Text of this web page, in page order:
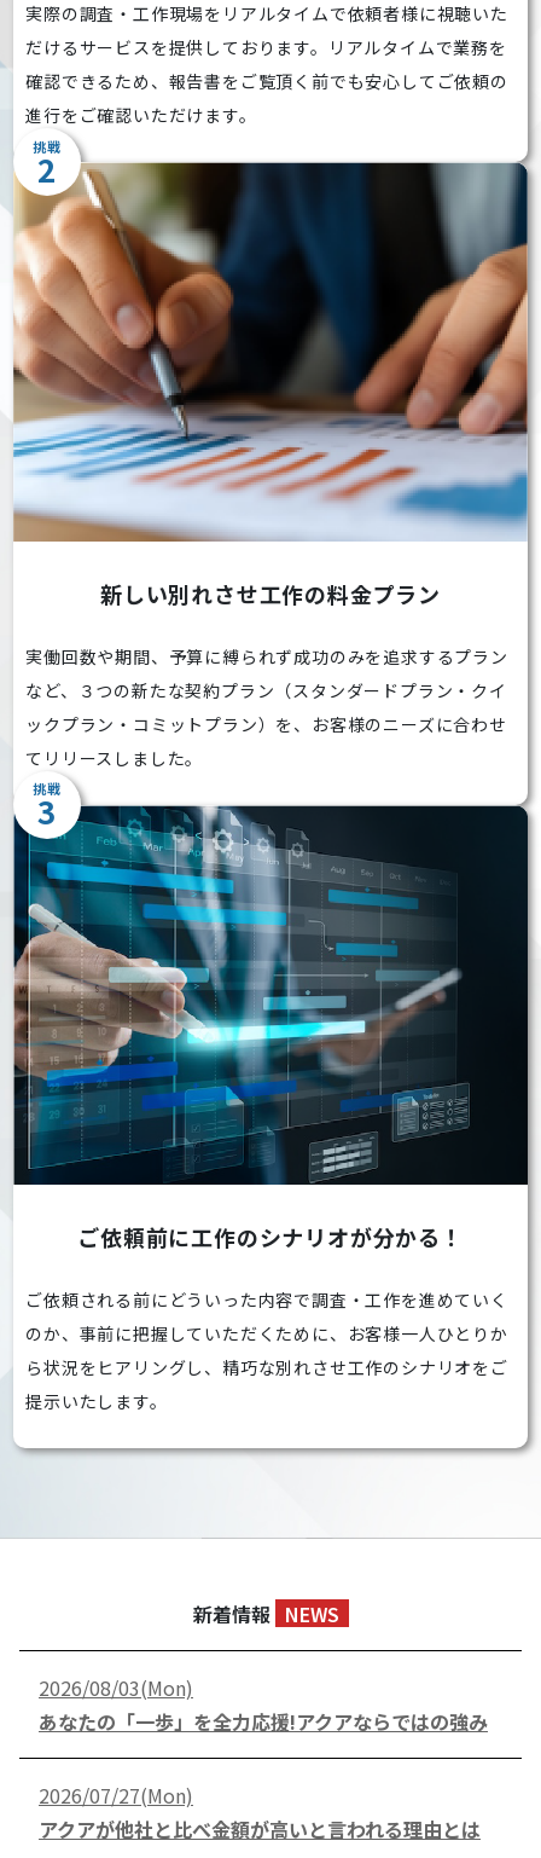
実際の調査・工作現場をリアルタイムで依頼者様に視聴いた
だけるサービスを提供しております。リアルタイムで業務を
確認できるため、報告書をご覧頂く前でも安心してご依頼の
進行をご確認いただけます。
挑戦
2
新しい別れさせ工作の料金プラン
実働回数や期間、予算に縛られず成功のみを追求するプラン
など、３つの新たな契約プラン（スタンダードプラン・クイ
ックプラン・コミットプラン）を、お客様のニーズに合わせ
てリリースしました。
挑戦
3
ご依頼前に工作のシナリオが分かる！
ご依頼される前にどういった内容で調査・工作を進めていく
のか、事前に把握していただくために、お客様一人ひとりか
ら状況をヒアリングし、精巧な別れさせ工作のシナリオをご
提示いたします。
新着情報 NEWS
2026/08/03(Mon)
あなたの「一歩」を全力応援!アクアならではの強み
2026/07/27(Mon)
アクアが他社と比べ金額が高いと言われる理由とは